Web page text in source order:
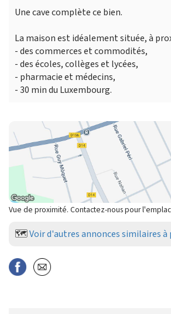
Une cave complète ce bien.
La maison est idéalement située, à
- des commerces et commodités,
- des écoles, collèges et lycées,
- pharmacie et médecins,
- 30 min du Luxembourg.
Vue de proximité. Contactez-nous pour
🗺️Voir d'autres annonces similaires